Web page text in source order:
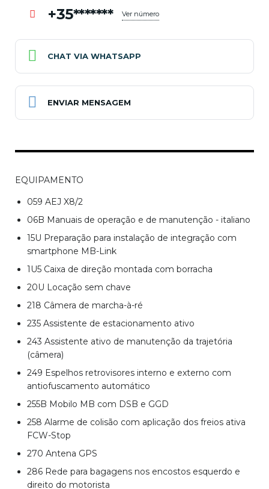
+35******* Ver número
CHAT VIA WHATSAPP
ENVIAR MENSAGEM
EQUIPAMENTO
059 AEJ X8/2
06B Manuais de operação e de manutenção - italiano
15U Preparação para instalação de integração com
smartphone MB-Link
1U5 Caixa de direção montada com borracha
20U Locação sem chave
218 Câmera de marcha-à-ré
235 Assistente de estacionamento ativo
243 Assistente ativo de manutenção da trajetória
(câmera)
249 Espelhos retrovisores interno e externo com
antiofuscamento automático
255B Mobilo MB com DSB e GGD
258 Alarme de colisão com aplicação dos freios ativa
FCW-Stop
270 Antena GPS
286 Rede para bagagens nos encostos esquerdo e
direito do motorista